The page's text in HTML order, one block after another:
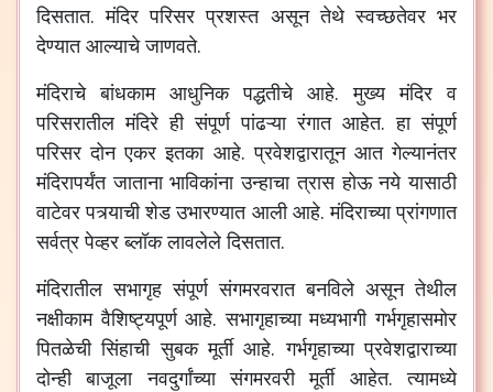
दिसतात. मंदिर परिसर प्रशस्त असून तेथे स्वच्छतेवर भर
देण्यात आल्याचे जाणवते.
मंदिराचे बांधकाम आधुनिक पद्धतीचे आहे. मुख्य मंदिर व
परिसरातील मंदिरे ही संपूर्ण पांढऱ्या रंगात आहेत. हा संपूर्ण
परिसर दोन एकर इतका आहे. प्रवेशद्वारातून आत गेल्यानंतर
मंदिरापर्यंत जाताना भाविकांना उन्हाचा त्रास होऊ नये यासाठी
वाटेवर पत्र्याची शेड उभारण्यात आली आहे. मंदिराच्या प्रांगणात
सर्वत्र पेव्हर ब्लॉक लावलेले दिसतात.
मंदिरातील सभागृह संपूर्ण संगमरवरात बनविले असून तेथील
नक्षीकाम वैशिष्ट्यपूर्ण आहे. सभागृहाच्या मध्यभागी गर्भगृहासमोर
पितळेची सिंहाची सुबक मूर्ती आहे. गर्भगृहाच्या प्रवेशद्वाराच्या
दोन्ही बाजूला नवदुर्गांच्या संगमरवरी मूर्ती आहेत. त्यामध्ये